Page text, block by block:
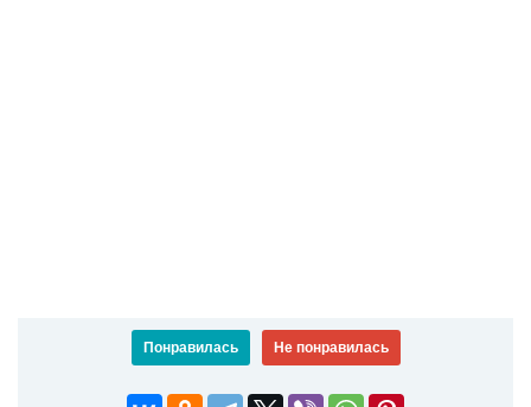
Понравилась Не понравилась